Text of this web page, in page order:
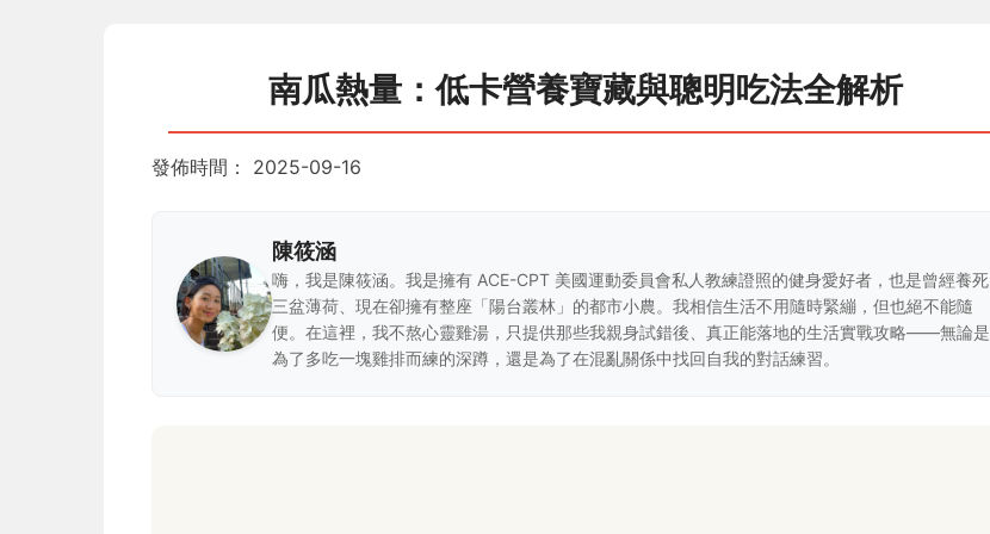
南瓜熱量：低卡營養寶藏與聰明吃法全解析
發佈時間： 2025-09-16
陳筱涵
嗨，我是陳筱涵。我是擁有 ACE-CPT 美國運動委員會私人教練證照的健身愛好者，也是曾經養死
三盆薄荷、現在卻擁有整座「陽台叢林」的都市小農。我相信生活不用隨時緊繃，但也絕不能隨
便。在這裡，我不熬心靈雞湯，只提供那些我親身試錯後、真正能落地的生活實戰攻略——無論是
為了多吃一塊雞排而練的深蹲，還是為了在混亂關係中找回自我的對話練習。